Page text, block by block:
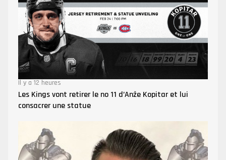
Il y a 12 heures
Les Kings vont retirer le no 11 d’Anže Kopitar et lui
consacrer une statue